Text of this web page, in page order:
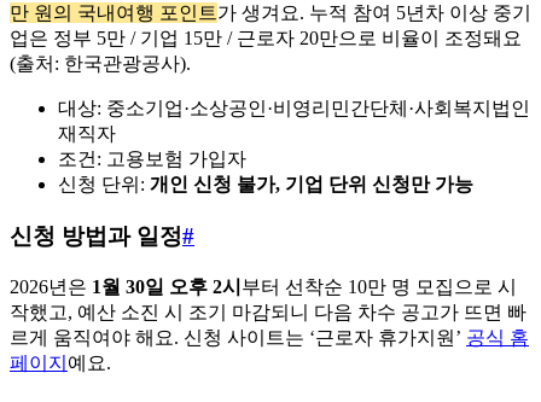
만 원의 국내여행 포인트가 생겨요. 누적 참여 5년차 이상 중기
업은 정부 5만 / 기업 15만 / 근로자 20만으로 비율이 조정돼요
(출처: 한국관광공사).
대상: 중소기업·소상공인·비영리민간단체·사회복지법인
재직자
조건: 고용보험 가입자
신청 단위: 개인 신청 불가, 기업 단위 신청만 가능
신청 방법과 일정#
2026년은 1월 30일 오후 2시 부터 선착순 10만 명 모집으로 시
작했고, 예산 소진 시 조기 마감되니 다음 차수 공고가 뜨면 빠
르게 움직여야 해요. 신청 사이트는 ‘근로자 휴가지원’ 공식 홈
페이지 예요.